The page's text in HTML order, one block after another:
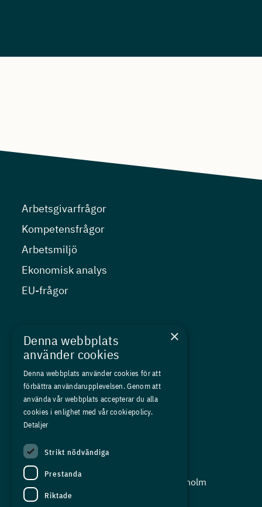
Arbetsgivarfrågor
Kompetensfrågor
Arbetsmiljö
Ekonomisk analys
EU-frågor
Kurser
Medlemskap
Om oss
Press
In English
Adress:
Storgatan 19, Box 5501, 114 85 Stockholm
Organisationsnummer:
×
Denna webbplats
använder cookies
Denna webbplats använder cookies för att
förbättra användarupplevelsen. Genom att
använda vår webbplats accepterar du alla
cookies i enlighet med vår cookiepolicy.
Detaljer
Strikt nödvändiga
Prestanda
Riktade